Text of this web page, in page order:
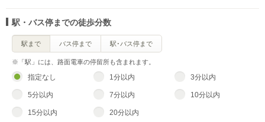
駅・バス停までの徒歩分数
駅まで バス停まで 駅･バス停まで
指定なし 1分以内 3分以内
5分以内 7分以内 10分以内
15分以内 20分以内
※「駅」には、路面電車の停留所も含まれます。